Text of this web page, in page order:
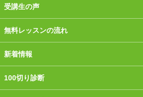
受講生の声
無料レッスンの流れ
新着情報
100切り診断